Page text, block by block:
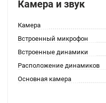
Камера и звук
Камера
Встроенный микрофон
Встроенные динамики
Расположение динамиков
Основная камера